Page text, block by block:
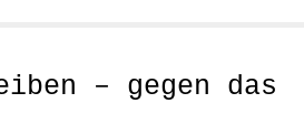
– gegen das